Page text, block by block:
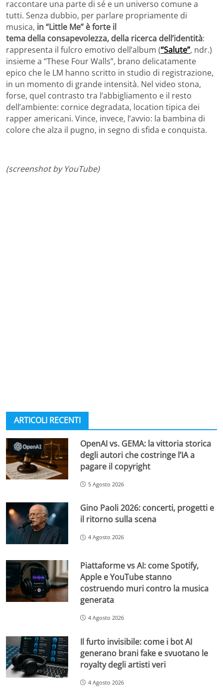
raccontare una parte di sé e un universo comune a
tutti. Senza dubbio, per parlare propriamente di
musica, in “Little Me” è forte il
tema della consapevolezza, della ricerca dell’identità:
rappresenta il fulcro emotivo dell’album (“Salute”, ndr.)
insieme a “These Four Walls”, brano delicatamente
epico che le LM hanno scritto in studio di registrazione,
in un momento di grande intensità. Nel video stona,
forse, quel contrasto tra l’abbigliamento e il resto
dell’ambiente: cornice degradata, location tipica dei
rapper americani. Vince, invece, l’avvio: la bambina di
colore che alza il pugno, in segno di sfida e conquista.
(screenshot by YouTube)
ARTICOLI RECENTI
OpenAI vs. GEMA: la vittoria storica
degli autori che costringe l’IA a
pagare il copyright
5 Agosto 2026
Gino Paoli 2026: concerti, progetti e
il ritorno sulla scena
4 Agosto 2026
Piattaforme vs AI: come Spotify,
Apple e YouTube stanno
costruendo muri contro la musica
generata
4 Agosto 2026
Il furto invisibile: come i bot AI
generano brani fake e svuotano le
royalty degli artisti veri
4 Agosto 2026